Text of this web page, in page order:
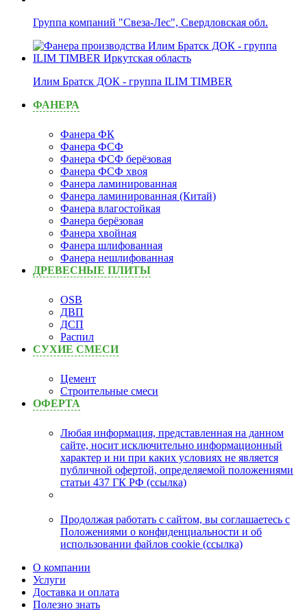
Группа компаний "Свеза-Лес", Свердловская обл.
Илим Братск ДОК - группа ILIM TIMBER
ФАНЕРА
Фанера ФК
Фанера ФСФ
Фанера ФСФ берёзовая
Фанера ФСФ хвоя
Фанера ламинированная
Фанера ламинированная (Китай)
Фанера влагостойкая
Фанера берёзовая
Фанера хвойная
Фанера шлифованная
Фанера нешлифованная
ДРЕВЕСНЫЕ ПЛИТЫ
OSB
ДВП
ДСП
Распил
СУХИЕ СМЕСИ
Цемент
Строительные смеси
ОФЕРТА
Любая информация, представленная на данном
сайте, носит исключительно информационный
характер и ни при каких условиях не является
публичной офертой, определяемой положениями
статьи 437 ГК РФ (ссылка)
Продолжая работать с сайтом, вы соглашаетесь с
Положениями о конфиденциальности и об
использовании файлов cookie (ссылка)
О компании
Услуги
Доставка и оплата
Полезно знать